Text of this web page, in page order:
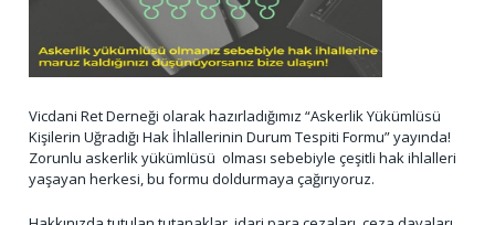
Vicdani Ret Derneği olarak hazırladığımız “Askerlik Yükümlüsü
Kişilerin Uğradığı Hak İhlallerinin Durum Tespiti Formu” yayında!
Zorunlu askerlik yükümlüsü olması sebebiyle çeşitli hak ihlalleri
yaşayan herkesi, bu formu doldurmaya çağırıyoruz.